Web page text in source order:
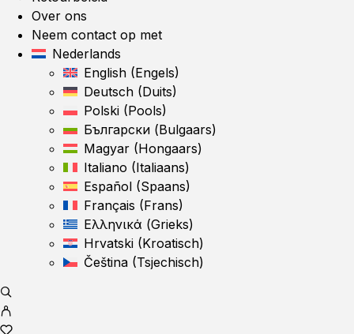
Over ons
Neem contact op met
Nederlands
English (Engels)
Deutsch (Duits)
Polski (Pools)
Български (Bulgaars)
Magyar (Hongaars)
Italiano (Italiaans)
Español (Spaans)
Français (Frans)
Ελληνικά (Grieks)
Hrvatski (Kroatisch)
Čeština (Tsjechisch)